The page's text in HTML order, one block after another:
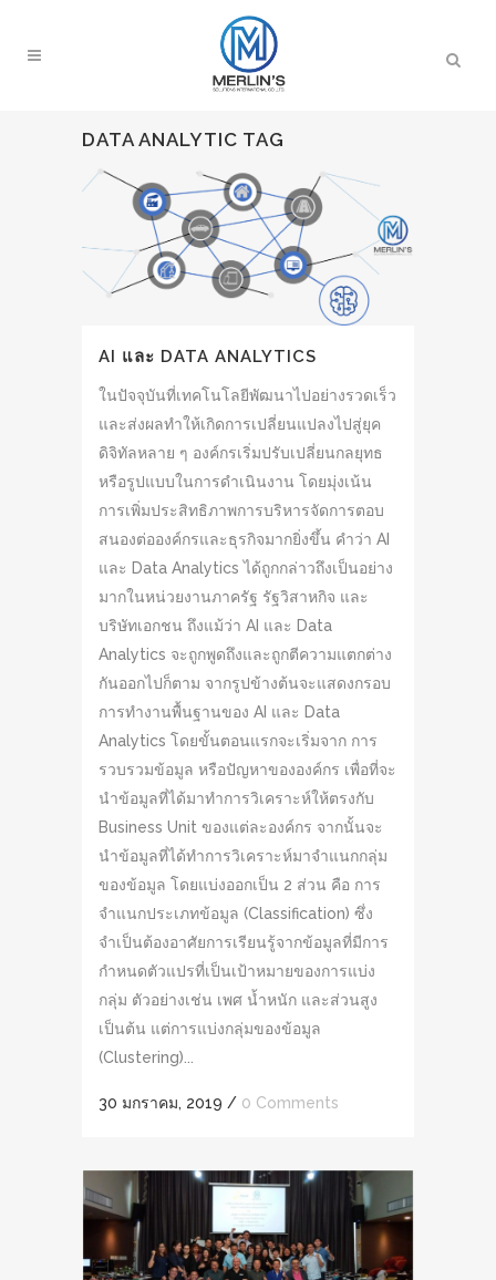
DATA ANALYTIC TAG
AI และ DATA ANALYTICS
ในปัจจุบันที่เทคโนโลยีพัฒนาไปอย่างรวดเร็ว
และส่งผลทำให้เกิดการเปลี่ยนแปลงไปสู่ยุค
ดิจิทัลหลาย ๆ องค์กรเริ่มปรับเปลี่ยนกลยุทธ
หรือรูปแบบในการดำเนินงาน โดยมุ่งเน้น
การเพิ่มประสิทธิภาพการบริหารจัดการตอบ
สนองต่อองค์กรและธุรกิจมากยิ่งขึ้น คำว่า AI
และ Data Analytics ได้ถูกกล่าวถึงเป็นอย่าง
มากในหน่วยงานภาครัฐ รัฐวิสาหกิจ และ
บริษัทเอกชน ถึงแม้ว่า AI และ Data
Analytics จะถูกพูดถึงและถูกตีความแตกต่าง
กันออกไปก็ตาม จากรูปข้างต้นจะแสดงกรอบ
การทำงานพื้นฐานของ AI และ Data
Analytics โดยขั้นตอนแรกจะเริ่มจาก การ
รวบรวมข้อมูล หรือปัญหาขององค์กร เพื่อที่จะ
นำข้อมูลที่ได้มาทำการวิเคราะห์ให้ตรงกับ
Business Unit ของแต่ละองค์กร จากนั้นจะ
นำข้อมูลที่ได้ทำการวิเคราะห์มาจำแนกกลุ่ม
ของข้อมูล โดยแบ่งออกเป็น 2 ส่วน คือ การ
จำแนกประเภทข้อมูล (Classification) ซึ่ง
จำเป็นต้องอาศัยการเรียนรู้จากข้อมูลที่มีการ
กำหนดตัวแปรที่เป็นเป้าหมายของการแบ่ง
กลุ่ม ตัวอย่างเช่น เพศ น้ำหนัก และส่วนสูง
เป็นต้น แต่การแบ่งกลุ่มของข้อมูล
(Clustering)...
30 มกราคม, 2019 / 0 Comments